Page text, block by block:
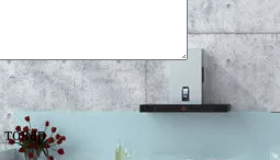
товар